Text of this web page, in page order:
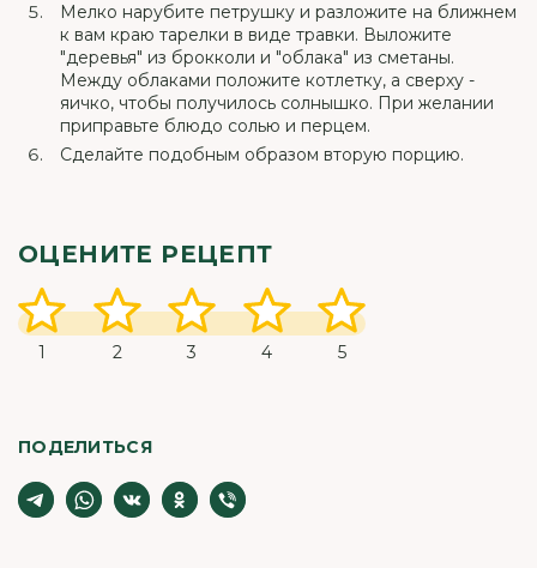
Мелко нарубите петрушку и разложите на ближнем
к вам краю тарелки в виде травки. Выложите
"деревья" из брокколи и "облака" из сметаны.
Между облаками положите котлетку, а сверху -
яичко, чтобы получилось солнышко. При желании
приправьте блюдо солью и перцем.
Сделайте подобным образом вторую порцию.
ОЦЕНИТЕ РЕЦЕПТ
1 2 3 4 5
ПОДЕЛИТЬСЯ